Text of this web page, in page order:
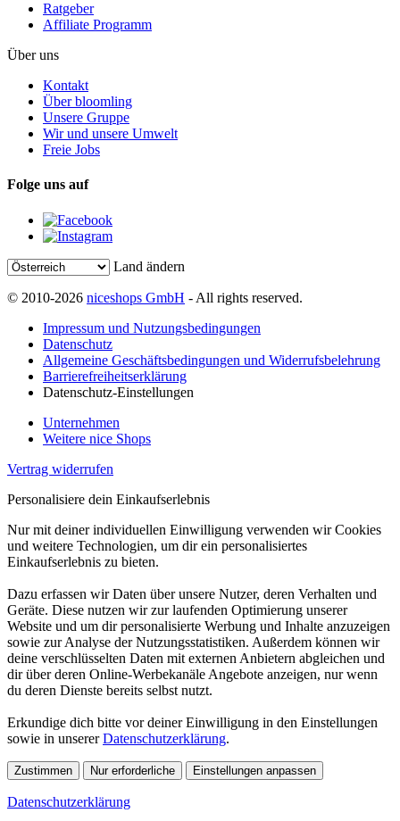
Ratgeber
Affiliate Programm
Über uns
Kontakt
Über bloomling
Unsere Gruppe
Wir und unsere Umwelt
Freie Jobs
Folge uns auf
Land ändern
© 2010-2026 niceshops GmbH - All rights reserved.
Impressum und Nutzungsbedingungen
Datenschutz
Allgemeine Geschäftsbedingungen und Widerrufsbelehrung
Barrierefreiheitserklärung
Datenschutz-Einstellungen
Unternehmen
Weitere nice Shops
Vertrag widerrufen
Personalisiere dein Einkaufserlebnis
Nur mit deiner individuellen Einwilligung verwenden wir Cookies
und weitere Technologien, um dir ein personalisiertes
Einkaufserlebnis zu bieten.
Dazu erfassen wir Daten über unsere Nutzer, deren Verhalten und
Geräte. Diese nutzen wir zur laufenden Optimierung unserer
Website und um dir personalisierte Werbung und Inhalte anzuzeigen
sowie zur Analyse der Nutzungsstatistiken. Außerdem können wir
deine verschlüsselten Daten mit externen Anbietern abgleichen und
dir über deren Online-Werbekanäle Angebote anzeigen, nur wenn
du deren Dienste bereits selbst nutzt.
Erkundige dich bitte vor deiner Einwilligung in den Einstellungen
sowie in unsererDatenschutzerklärung.
Zustimmen Nur erforderliche Einstellungen anpassen
Datenschutzerklärung